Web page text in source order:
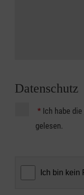
Datenschutz
* Ich habe die
gelesen.